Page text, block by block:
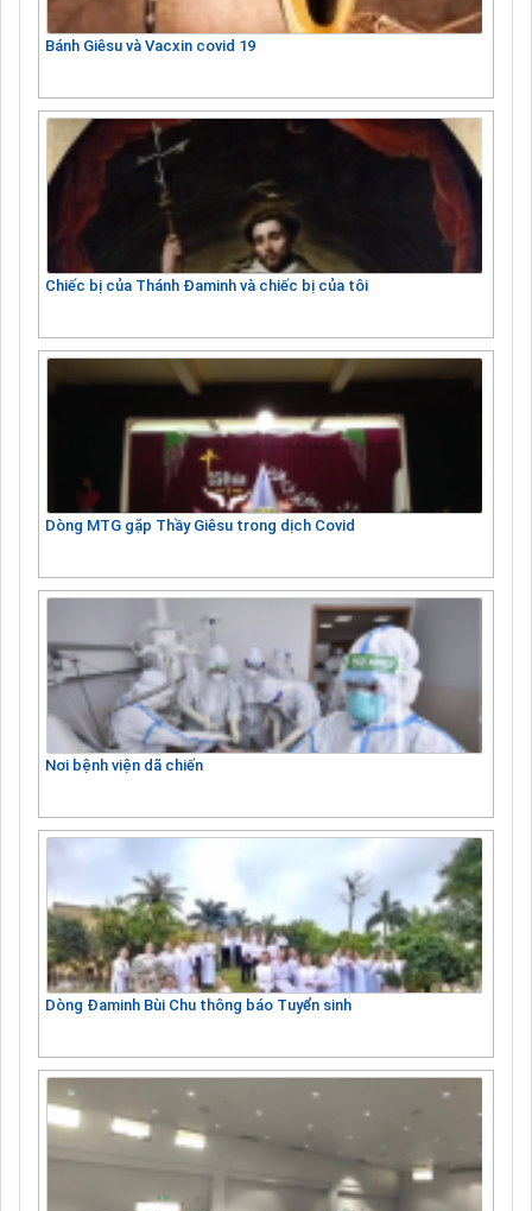
Bánh Giêsu và Vacxin covid 19
Chiếc bị của Thánh Đaminh và chiếc bị của tôi
Dòng MTG gặp Thầy Giêsu trong dịch Covid
Nơi bệnh viện dã chiến
Dòng Đaminh Bùi Chu thông báo Tuyển sinh